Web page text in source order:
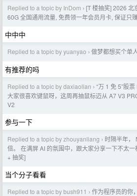
Replied to a topic by InDom › [T 楼抽奖] 2026 北
60G 全国通用流量, 免费领一年会员月卡, 保证只
中中中
Replied to a topic by yuanyao › 做梦都想买个单
有推荐的吗
Replied to a topic by daxiaolian › “万 1 免 5”股票
大家很喜欢键鼠呀，这周再抽鼠标迈从 A7 V3
V2
参与一下
Replied to a topic by zhouyanliang › 时隔半年，
倍。 在满屏 AI 的氛围中，跟大家分享一下不太
+ 抽奖]
当个分子看看
Replied to a topic by bush911 › 作为程序员的你